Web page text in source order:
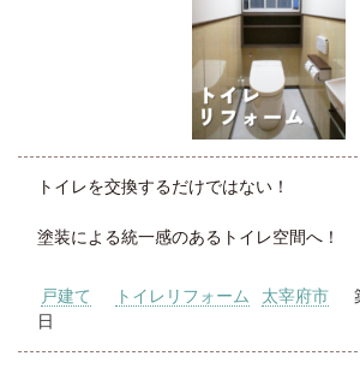
トイレを交換するだけではない！
塗装による統一感のあるトイレ空間へ！
戸建て トイレリフォーム 太宰府市
日